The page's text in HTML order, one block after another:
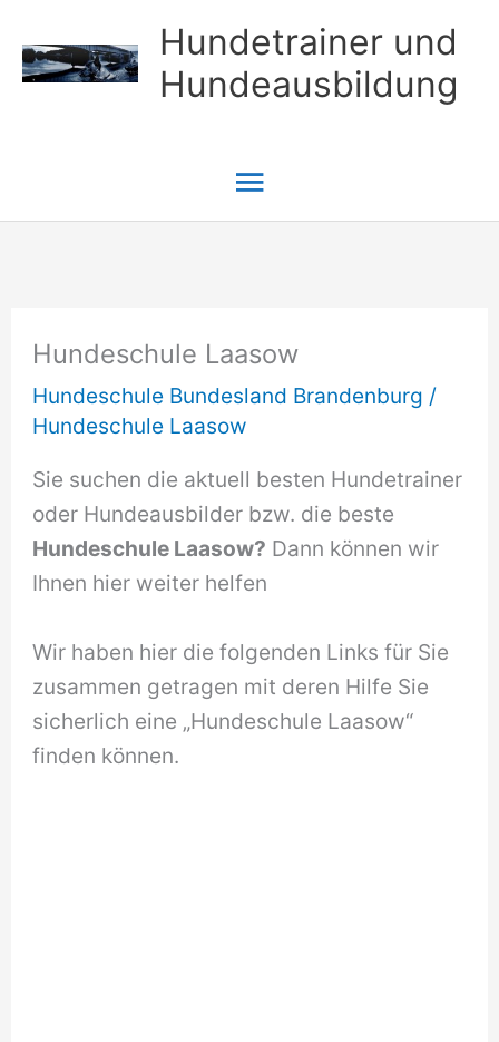
Inhalt
springen
Hundetrainer und
Hundeausbildung
Hauptmenü
Hundeschule Laasow
Hundeschule Bundesland Brandenburg /
Hundeschule Laasow
Sie suchen die aktuell besten Hundetrainer
oder Hundeausbilder bzw. die beste
Hundeschule Laasow? Dann können wir
Ihnen hier weiter helfen
Wir haben hier die folgenden Links für Sie
zusammen getragen mit deren Hilfe Sie
sicherlich eine „Hundeschule Laasow“
finden können.